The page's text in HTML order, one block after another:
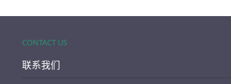
CONTACT US
联系我们